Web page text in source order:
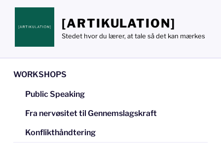
Videre
indhold
[ARTIKULATION]
Stedet hvor du lærer, at tale så det kan mærkes
WORKSHOPS
Public Speaking
Fra nervøsitet til Gennemslagskraft
Konflikthåndtering